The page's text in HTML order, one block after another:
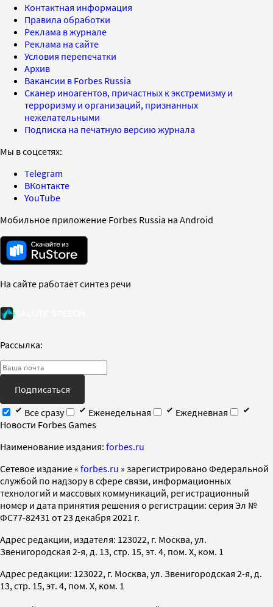
Контактная информация
Правила обработки
Реклама в журнале
Реклама на сайте
Условия перепечатки
Архив
Вакансии в Forbes Russia
Сканер иноагентов, причастных к экстремизму и
терроризму и организаций, признанных
нежелательными
Подписка на печатную версию журнала
Мы в соцсетях:
Telegram
ВКонтакте
YouTube
Мобильное приложение Forbes Russia на Android
На сайте работает синтез речи
Рассылка:
Подписаться
Все сразу
Еженедельная
Ежедневная
Новости Forbes Games
Наименование издания: forbes.ru
Cетевое издание « forbes.ru » зарегистрировано Федеральной
службой по надзору в сфере связи, информационных
технологий и массовых коммуникаций, регистрационный
номер и дата принятия решения о регистрации: серия Эл №
ФС77-82431 от 23 декабря 2021 г.
Адрес редакции, издателя: 123022, г. Москва, ул.
Звенигородская 2-я, д. 13, стр. 15, эт. 4, пом. X, ком. 1
Адрес редакции: 123022, г. Москва, ул. Звенигородская 2-я, д.
13, стр. 15, эт. 4, пом. X, ком. 1